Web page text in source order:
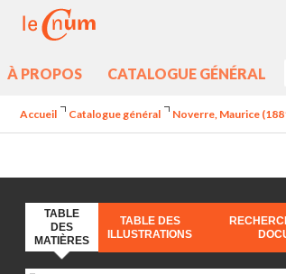
À PROPOS CATALOGUE GÉNÉRAL
Accueil Catalogue général Noverre, Maurice
TABLE
DES
MATIÈRES
TABLE DES
ILLUSTRATIONS